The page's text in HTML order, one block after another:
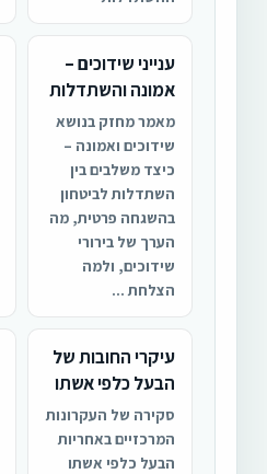
ענייני שידוכים –
אמונה והשתדלות
מאמר מחזק בנושא
שידוכים ואמונה –
כיצד משלבים בין
השתדלות לביטחון
בהשגחה פרטית, מה
הערך של בירורי
שידוכים, ולמה
הצלחת ...
עיקרי החובות של
הבעל כלפי אשתו
סקירה של העקרונות
המרכזיים באחריות
הבעל כלפי אשתו